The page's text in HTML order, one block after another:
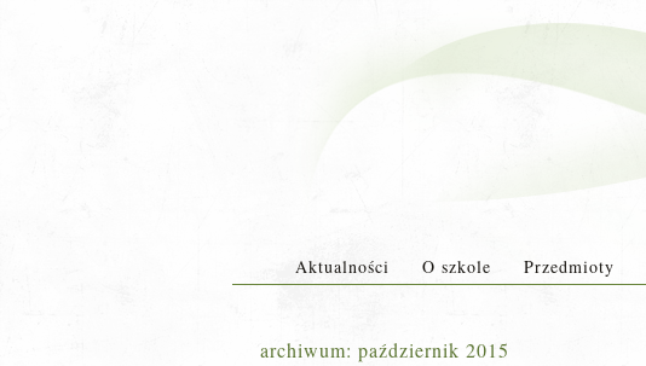
Aktualności O szkole Przedmioty
archiwum: październik 2015